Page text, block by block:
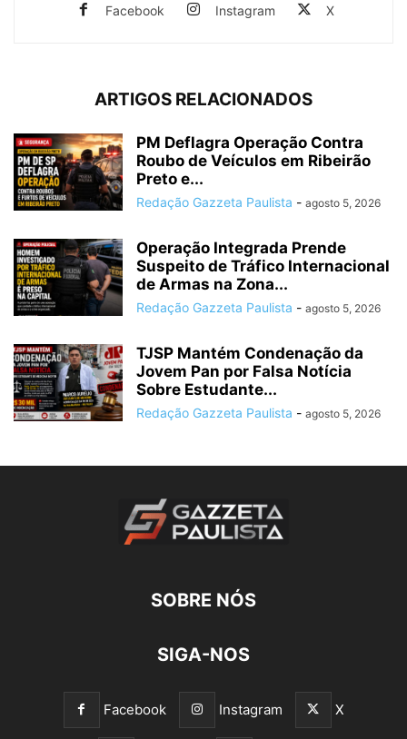
Facebook Instagram X
ARTIGOS RELACIONADOS
PM Deflagra Operação Contra
Roubo de Veículos em Ribeirão
Preto e...
Redação Gazzeta Paulista - agosto 5, 2026
Operação Integrada Prende
Suspeito de Tráfico Internacional
de Armas na Zona...
Redação Gazzeta Paulista - agosto 5, 2026
TJSP Mantém Condenação da
Jovem Pan por Falsa Notícia
Sobre Estudante...
Redação Gazzeta Paulista - agosto 5, 2026
SOBRE NÓS
SIGA-NOS
Facebook Instagram X